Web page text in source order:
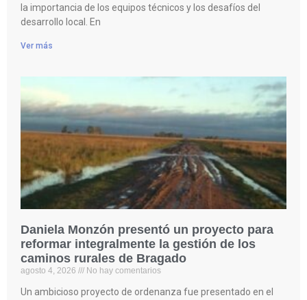
la importancia de los equipos técnicos y los desafíos del
desarrollo local. En
Ver más
Daniela Monzón presentó un proyecto para
reformar integralmente la gestión de los
caminos rurales de Bragado
agosto 4, 2026 No hay comentarios
Un ambicioso proyecto de ordenanza fue presentado en el